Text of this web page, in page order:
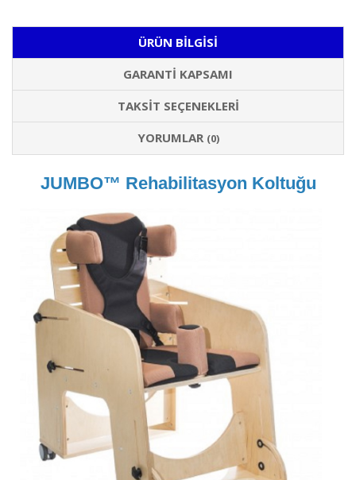
ÜRÜN BILGISI
GARANTI KAPSAMI
TAKSIT SEÇENEKLERI
YORUMLAR (0)
JUMBO™ Rehabilitasyon Koltuğu